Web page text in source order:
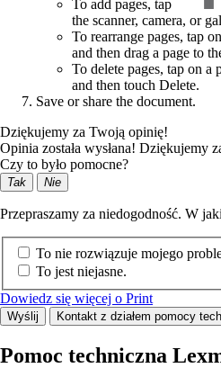
To add pages, tap
the scanner, camera, or
To rearrange pages, tap
and then drag a page to
To delete pages, tap on a
and then touch Delete.
Save or share the document.
Dziękujemy za Twoją opinię!
Opinia została wysłana! Dziękujemy
Czy to było pomocne?
Tak Nie
Przepraszamy za niedogodność. W
To nie rozwiązuje mojego
To jest niejasne.
Dowiedz się więcej o Print
Wyślij Kontakt z działem pomocy
Pomoc techniczna